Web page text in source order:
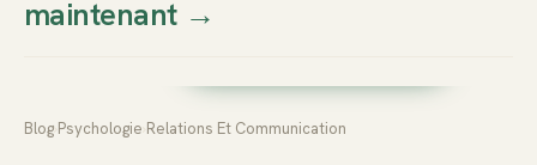
Thierry
Prendre rendez-vous dès
maintenant→
Blog Psychologie Relations Et Communication